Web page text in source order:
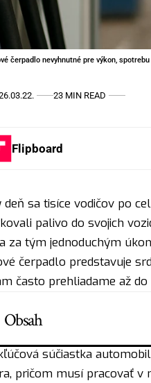
čerpadlo nevyhnutné pre výkon,
23 MIN READ
Flipboard
deň sa tisíce vodičov po
palivo do svojich
za tým jednoduchým
čerpadlo predstavuje
často prehliadame až
Obsah
súčiastka
pričom musí pracovať v